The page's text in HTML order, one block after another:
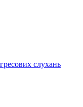
слухань